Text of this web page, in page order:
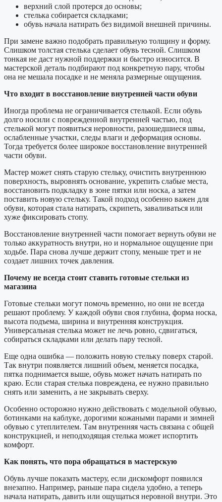
верхний слой протерся до основы;
стелька собирается складками;
обувь начала натирать без видимой внешней причины.
При замене важно подобрать правильную толщину и форму.
Слишком толстая стелька сделает обувь тесной. Слишком
тонкая не даст нужной поддержки и быстро износится. В
мастерской деталь подбирают под конкретную пару, чтобы
она не мешала посадке и не меняла размерные ощущения.
Что входит в восстановление внутренней части обуви
Иногда проблема не ограничивается стелькой. Если обувь
долго носили с поврежденной внутренней частью, под
стелькой могут появиться неровности, разошедшиеся швы,
ослабленные участки, следы влаги и деформация основы.
Тогда требуется более широкое восстановление внутренней
части обуви.
Мастер может снять старую стельку, очистить внутреннюю
поверхность, выровнять основание, укрепить слабые места,
восстановить подкладку в зоне пятки или носка, а затем
поставить новую стельку. Такой подход особенно важен для
обуви, которая стала натирать, скрипеть, заваливаться или
хуже фиксировать стопу.
Восстановление внутренней части помогает вернуть обуви не
только аккуратность внутри, но и нормальное ощущение при
ходьбе. Пара снова лучше держит стопу, меньше трет и не
создает лишних точек давления.
Почему не всегда стоит ставить готовые стельки из
магазина
Готовые стельки могут помочь временно, но они не всегда
решают проблему. У каждой обуви своя глубина, форма носка,
высота подъема, ширина и внутренняя конструкция.
Универсальная стелька может не лечь ровно, сдвигаться,
собираться складками или делать пару тесной.
Еще одна ошибка — положить новую стельку поверх старой.
Так внутри появляется лишний объем, меняется посадка,
пятка поднимается выше, обувь может начать натирать по
краю. Если старая стелька повреждена, ее нужно правильно
снять или заменить, а не закрывать сверху.
Особенно осторожно нужно действовать с модельной обувью,
ботинками на каблуке, дорогими кожаными парами и зимней
обувью с утеплителем. Там внутренняя часть связана с общей
конструкцией, и неподходящая стелька может испортить
комфорт.
Как понять, что пора обращаться в мастерскую
Обувь лучше показать мастеру, если дискомфорт появился
внезапно. Например, раньше пара сидела удобно, а теперь
начала натирать, давить или ощущаться неровной внутри. Это